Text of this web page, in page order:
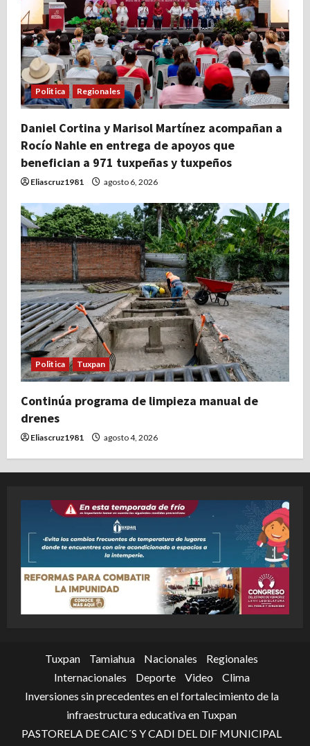
Politica Regionales
Daniel Cortina y Marisol Martínez acompañan a
Rocío Nahle en entrega de apoyos que
benefician a 971 tuxpeñas y tuxpeños
Eliascruz1981 agosto 6, 2026
Politica Tuxpan
Continúa programa de limpieza manual de
drenes
Eliascruz1981 agosto 4, 2026
Tuxpan Tamiahua Nacionales
Regionales
Internacionales
Deporte Video
Clima
Inversiones sin precedentes en el fortalecimiento de la
infraestructura educativa en Tuxpan
PASTORELA DE CAIC´S Y CADI DEL DIF MUNICIPAL